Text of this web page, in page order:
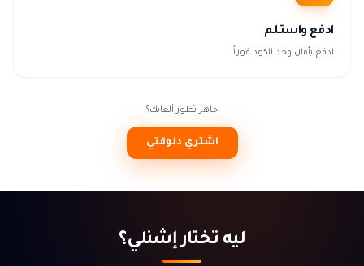
ادفع واستلم
ادفع بأمان وخد الكود فوراً
جاهز تطور ألعابك؟
اشتري دلوقتي
ليه تختار إشنلي؟